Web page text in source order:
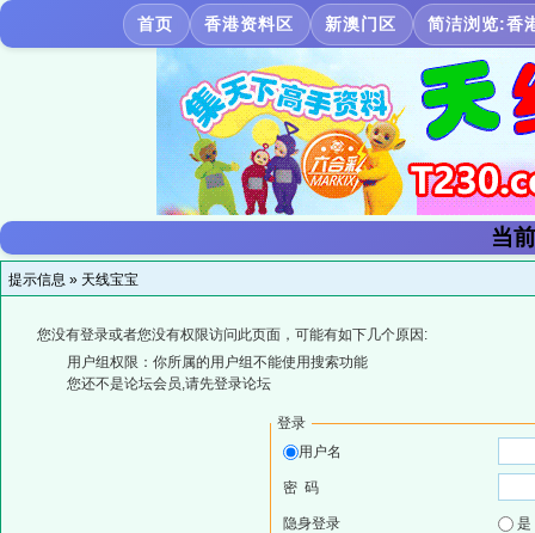
首页 香港资料区 新澳门区 简洁浏览:香
当
提示信息 » 天线宝宝
您没有登录或者您没有权限访问此页面，可能有如下几个原因:
用户组权限：你所属的用户组不能使用搜索功能
您还不是论坛会员,请先登录论坛
登录
用户名
密 码
隐身登录